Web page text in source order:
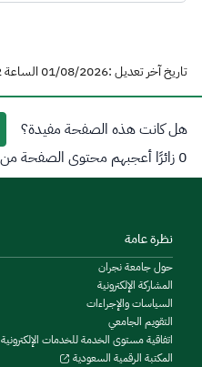
تاريخ آخر تعديل :01/08/2026 الساعة 01:42 مساءً
هل كانت هذه الصفحة مفيدة؟
0 زائرًا أعجبهم محتوى الصفحة من أصل 0 مشاركة
نظرة عامة
حول جامعة نجران
المشاركة الإلكترونية
السياسات والإجراءات
التقويم الجامعي
اتفاقية مستوى الخدمة للخدمات الإلكترونية
المكتبة الرقمية السعودية